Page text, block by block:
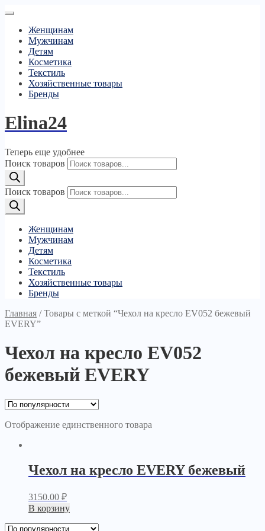
Женщинам
Мужчинам
Детям
Косметика
Текстиль
Хозяйственные товары
Бренды
Elina24
Теперь еще удобнее
Поиск товаров
Поиск товаров
Женщинам
Мужчинам
Детям
Косметика
Текстиль
Хозяйственные товары
Бренды
Главная /Товары с меткой “Чехол на кресло EV052 бежевый
EVERY”
Чехол на кресло EV052
бежевый EVERY
Отображение единственного товара
Чехол на кресло EVERY бежевый
3150.00 ₽
В корзину